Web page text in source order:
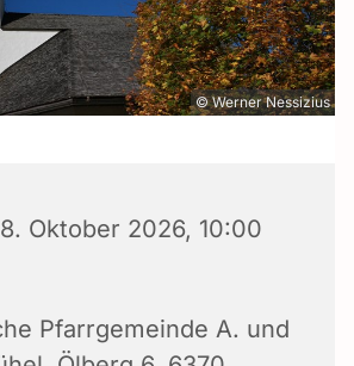
© Werner Nessizius
Oktober 2026, 10:00
Pfarrgemeinde A. und